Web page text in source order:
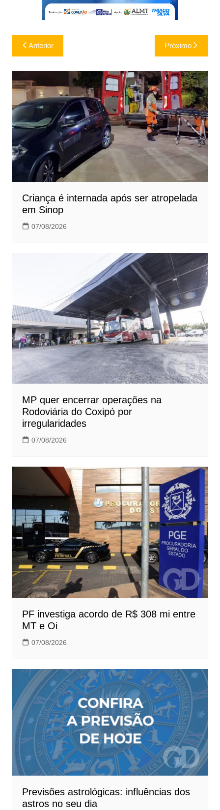
Navegação
de
Post
Anterior Próximo
Criança é internada após ser atropelada
em Sinop
07/08/2026
MP quer encerrar operações na
Rodoviária do Coxipó por
irregularidades
07/08/2026
PF investiga acordo de R$ 308 mi entre
MT e Oi
07/08/2026
Previsões astrológicas: influências dos
astros no seu dia